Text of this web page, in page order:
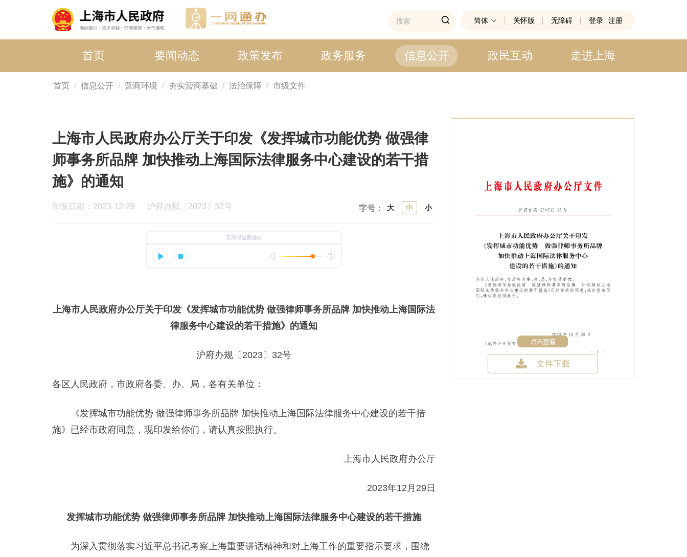
简体 关怀版 无障碍 登录 注册
首页 要闻动态 政策发布 政务服务 信息公开 政民互动 走进上海
首页 信息公开 营商环境 夯实营商基础 法治保障 市级文件
上海市人民政府办公厅关于印发《发挥城市功能优势 做强律
师事务所品牌 加快推动上海国际法律服务中心建设的若干措
施》的通知
印发日期：2023-12-29 沪府办规〔2023〕32号 字号： 大 中 小
上海市人民政府办公厅关于印发《发挥城市功能优势 做强律师事务所品牌 加快推动上海国际法
律服务中心建设的若干措施》的通知
沪府办规〔2023〕32号
各区人民政府，市政府各委、办、局，各有关单位：
《发挥城市功能优势 做强律师事务所品牌 加快推动上海国际法律服务中心建设的若干措
施》已经市政府同意，现印发给你们，请认真按照执行。
上海市人民政府办公厅
2023年12月29日
发挥城市功能优势 做强律师事务所品牌 加快推动上海国际法律服务中心建设的若干措施
为深入贯彻落实习近平总书记考察上海重要讲话精神和对上海工作的重要指示要求，围绕